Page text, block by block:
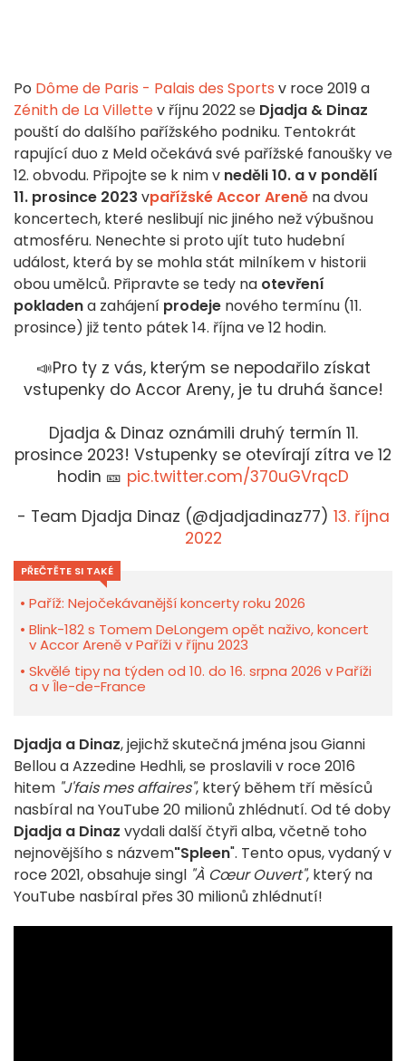
Po Dôme de Paris - Palais des Sports v roce 2019 a
Zénith de La Villettev říjnu 2022 se Djadja & Dinaz
pouští do dalšího pařížského podniku. Tentokrát
rapující duo z Meld očekává své pařížské fanoušky ve
12. obvodu. Připojte se k nim v neděli 10. a v pondělí
11. prosince 2023 vpařížské Accor Areně na dvou
koncertech, které neslibují nic jiného než výbušnou
atmosféru. Nenechte si proto ujít tuto hudební
událost, která by se mohla stát milníkem v historii
obou umělců. Připravte se tedy na otevření
pokladena zahájení prodeje nového termínu (11.
prosince) již tento pátek 14. října ve 12 hodin.
📣Pro ty z vás, kterým se nepodařilo získat
vstupenky do Accor Areny, je tu druhá šance!
Djadja & Dinaz oznámili druhý termín 11.
prosince 2023! Vstupenky se otevírají zítra ve 12
hodin 🎫 pic.twitter.com/370uGVrqcD
- Team Djadja Dinaz (@djadjadinaz77) 13. října
2022
PŘEČTĚTE SI TAKÉ
Paříž: Nejočekávanější koncerty roku 2026
Blink-182 s Tomem DeLongem opět naživo, koncert
v Accor Areně v Paříži v říjnu 2023
Skvělé tipy na týden od 10. do 16. srpna 2026 v Paříži
a v Île-de-France
Djadja a Dinaz, jejichž skutečná jména jsou Gianni
Bellou a Azzedine Hedhli, se proslavili v roce 2016
hitem "J'fais mes affaires", který během tří měsíců
nasbíral na YouTube 20 milionů zhlédnutí. Od té doby
Djadja a Dinaz vydali další čtyři alba, včetně toho
nejnovějšího s názvem"Spleen". Tento opus, vydaný v
roce 2021, obsahuje singl "À Cœur Ouvert", který na
YouTube nasbíral přes 30 milionů zhlédnutí!